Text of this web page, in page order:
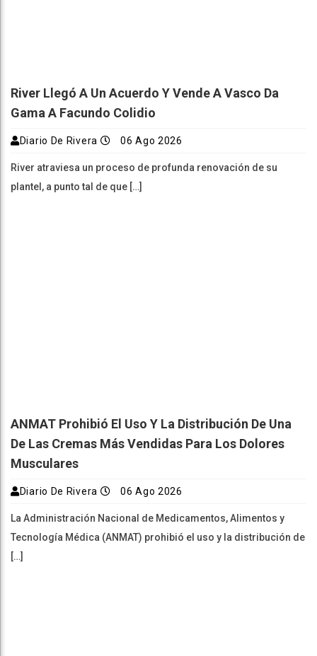
River Llegó A Un Acuerdo Y Vende A Vasco Da
Gama A Facundo Colidio
Diario De Rivera 06 Ago 2026
River atraviesa un proceso de profunda renovación de su
plantel, a punto tal de que […]
ANMAT Prohibió El Uso Y La Distribución De Una
De Las Cremas Más Vendidas Para Los Dolores
Musculares
Diario De Rivera 06 Ago 2026
La Administración Nacional de Medicamentos, Alimentos y
Tecnología Médica (ANMAT) prohibió el uso y la distribución de
[…]